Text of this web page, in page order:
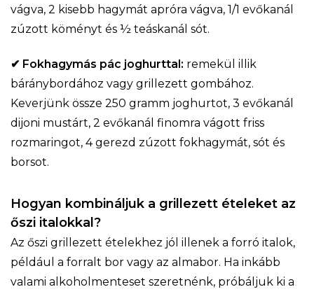
vágva, 2 kisebb hagymát apróra vágva, 1/1 evőkanál
zúzott köményt és ½ teáskanál sót.
✔ Fokhagymás pác joghurttal: remekül illik
báránybordához vagy grillezett gombához.
Keverjünk össze 250 gramm joghurtot, 3 evőkanál
dijoni mustárt, 2 evőkanál finomra vágott friss
rozmaringot, 4 gerezd zúzott fokhagymát, sót és
borsot.
Hogyan kombináljuk a grillezett ételeket az
őszi italokkal?
Az őszi grillezett ételekhez jól illenek a forró italok,
például a forralt bor vagy az almabor. Ha inkább
valami alkoholmenteset szeretnénk, próbáljuk ki a